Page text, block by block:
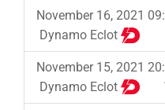
November 16, 2021
Dynamo Eclot
November 15, 2021
Dynamo Eclot